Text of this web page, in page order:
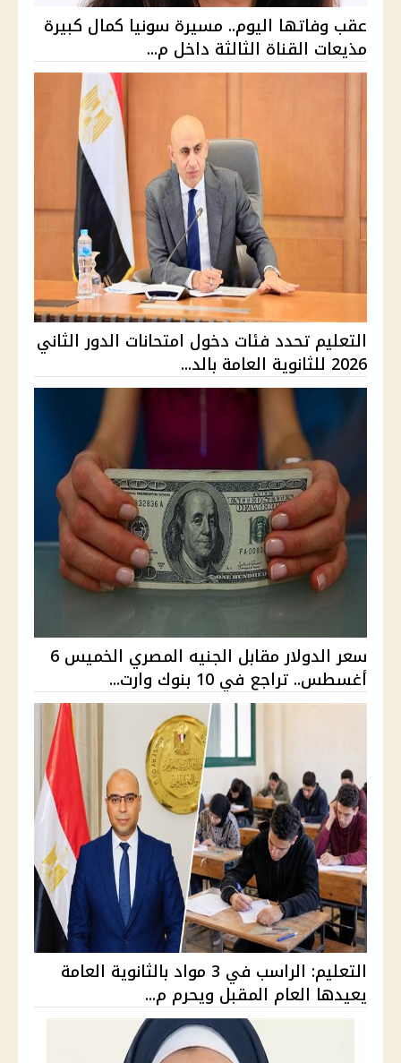
عقب وفاتها اليوم.. مسيرة سونيا كمال كبيرة
مذيعات القناة الثالثة داخل م...
التعليم تحدد فئات دخول امتحانات الدور الثاني
2026 للثانوية العامة بالد...
سعر الدولار مقابل الجنيه المصري الخميس 6
أغسطس.. تراجع في 10 بنوك وارت...
التعليم: الراسب في 3 مواد بالثانوية العامة
يعيدها العام المقبل ويحرم م...